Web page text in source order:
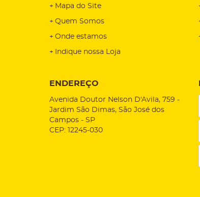
Mapa do Site
Quem Somos
Onde estamos
Indique nossa Loja
ENDEREÇO
Avenida Doutor Nelson D'Avila, 759 -
Jardim São Dimas, São José dos
Campos - SP
CEP: 12245-030